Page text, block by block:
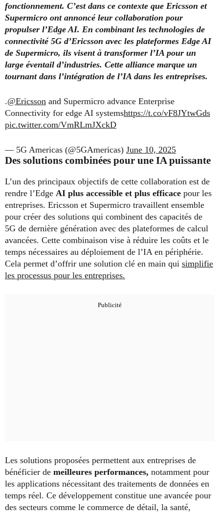
fonctionnement. C’est dans ce contexte que Ericsson et
Supermicro ont annoncé leur collaboration pour
propulser l’Edge AI. En combinant les technologies de
connectivité 5G d’Ericsson avec les plateformes Edge AI
de Supermicro, ils visent à transformer l’IA pour un
large éventail d’industries. Cette alliance marque un
tournant dans l’intégration de l’IA dans les entreprises.
.@Ericsson and Supermicro advance Enterprise
Connectivity for edge AI systemshttps://t.co/vF8JYtwGds
pic.twitter.com/VmRLmJXckD
— 5G Americas (@5GAmericas) June 10, 2025
Des solutions combinées pour une IA puissante
L’un des principaux objectifs de cette collaboration est de
rendre l’Edge AI plus accessible et plus efficace pour les
entreprises. Ericsson et Supermicro travaillent ensemble
pour créer des solutions qui combinent des capacités de
5G de dernière génération avec des plateformes de calcul
avancées. Cette combinaison vise à réduire les coûts et le
temps nécessaires au déploiement de l’IA en périphérie.
Cela permet d’offrir une solution clé en main qui simplifie
les processus pour les entreprises.
Les solutions proposées permettent aux entreprises de
bénéficier de meilleures performances, notamment pour
les applications nécessitant des traitements de données en
temps réel. Ce développement constitue une avancée pour
des secteurs comme le commerce de détail, la santé,